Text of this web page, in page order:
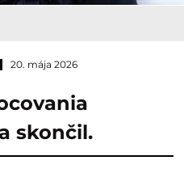
20. mája 2026
skončil.